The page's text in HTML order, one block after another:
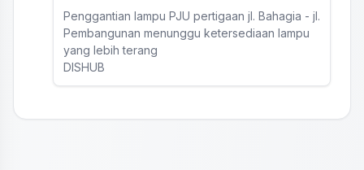
Penggantian lampu PJU pertigaan jl. Bahagia - jl.
Pembangunan menunggu ketersediaan lampu
yang lebih terang
DISHUB